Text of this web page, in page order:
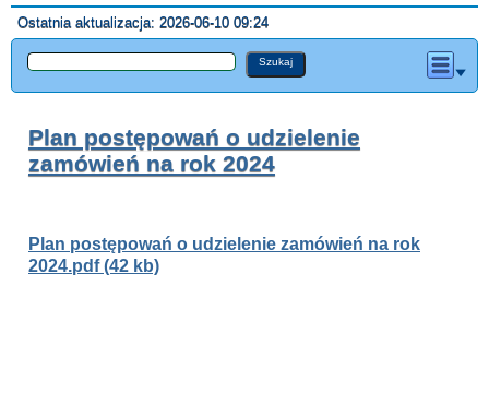
Ostatnia aktualizacja: 2026-06-10 09:24
Plan postępowań o udzielenie
zamówień na rok 2024
Plan postępowań o udzielenie zamówień na rok
2024.pdf (42 kb)